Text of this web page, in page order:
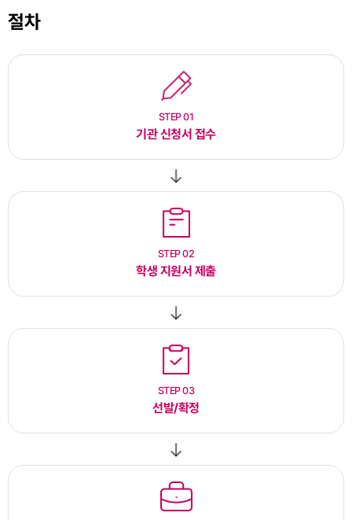
절차
STEP 01
기관 신청서 접수
STEP 02
학생 지원서 제출
STEP 03
선발/확정